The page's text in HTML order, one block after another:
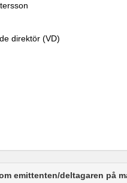
direktör (VD)
emittenten/deltagaren på